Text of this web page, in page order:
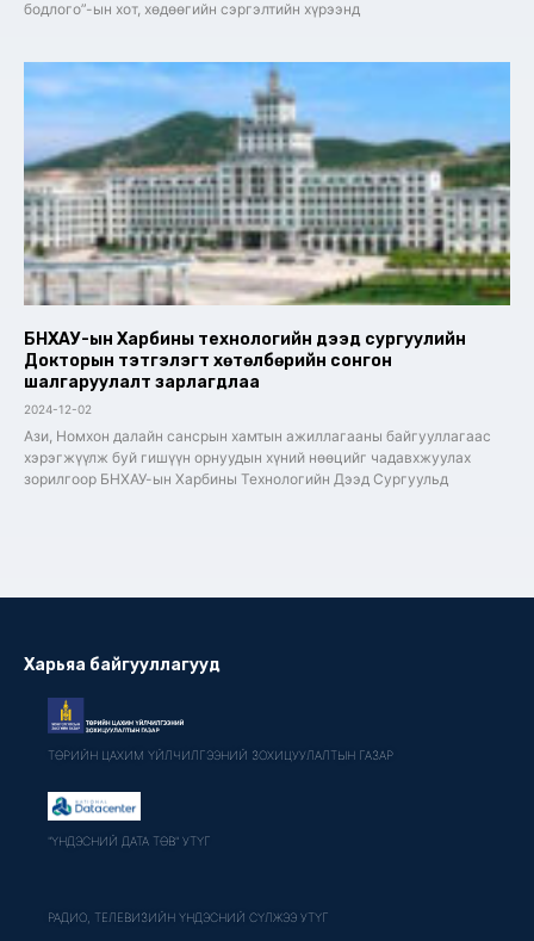
бодлого”-ын хот, хөдөөгийн сэргэлтийн хүрээнд
БНХАУ-ын Харбины технологийн дээд сургуулийн
Докторын тэтгэлэгт хөтөлбөрийн сонгон
шалгаруулалт зарлагдлаа
2024-12-02
Ази, Номхон далайн сансрын хамтын ажиллагааны байгууллагаас
хэрэгжүүлж буй гишүүн орнуудын хүний нөөцийг чадавхжуулах
зорилгоор БНХАУ-ын Харбины Технологийн Дээд Сургуульд
Харьяа байгууллагууд
ТӨРИЙН ЦАХИМ ҮЙЛЧИЛГЭЭНИЙ ЗОХИЦУУЛАЛТЫН ГАЗАР
"ҮНДЭСНИЙ ДАТА ТӨВ" УТҮГ
РАДИО, ТЕЛЕВИЗИЙН ҮНДЭСНИЙ СҮЛЖЭЭ УТҮГ